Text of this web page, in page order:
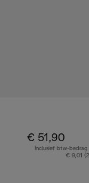
€ 51,90
Inclusief btw-bedrag
€ 9,01